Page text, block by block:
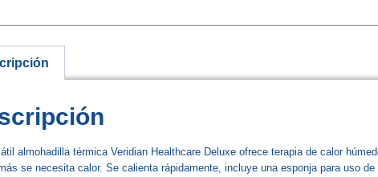
almohadilla térmica Veridian Healthcare Deluxe ofrece terapia de calor
se necesita calor. Se calienta rápidamente, incluye una esponja para uso